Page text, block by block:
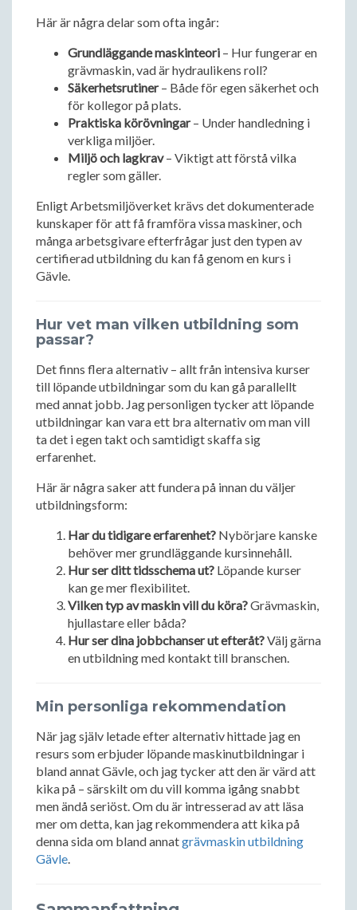
Här är några delar som ofta ingår:
Grundläggande maskinteori – Hur fungerar en
grävmaskin, vad är hydraulikens roll?
Säkerhetsrutiner– Både för egen säkerhet och
för kollegor på plats.
Praktiska körövningar– Under handledning i
verkliga miljöer.
Miljö och lagkrav– Viktigt att förstå vilka
regler som gäller.
Enligt Arbetsmiljöverket krävs det dokumenterade
kunskaper för att få framföra vissa maskiner, och
många arbetsgivare efterfrågar just den typen av
certifierad utbildning du kan få genom en kurs i
Gävle.
Hur vet man vilken utbildning som
passar?
Det finns flera alternativ – allt från intensiva kurser
till löpande utbildningar som du kan gå parallellt
med annat jobb. Jag personligen tycker att löpande
utbildningar kan vara ett bra alternativ om man vill
ta det i egen takt och samtidigt skaffa sig
erfarenhet.
Här är några saker att fundera på innan du väljer
utbildningsform:
Har du tidigare erfarenhet? Nybörjare kanske
behöver mer grundläggande kursinnehåll.
Hur ser ditt tidsschema ut? Löpande kurser
kan ge mer flexibilitet.
Vilken typ av maskin vill du köra?Grävmaskin,
hjullastare eller båda?
Hur ser dina jobbchanser ut efteråt?Välj gärna
en utbildning med kontakt till branschen.
Min personliga rekommendation
När jag själv letade efter alternativ hittade jag en
resurs som erbjuder löpande maskinutbildningar i
bland annat Gävle, och jag tycker att den är värd att
kika på – särskilt om du vill komma igång snabbt
men ändå seriöst. Om du är intresserad av att läsa
mer om detta, kan jag rekommendera att kika på
denna sida om bland annatgrävmaskin utbildning
Gävle.